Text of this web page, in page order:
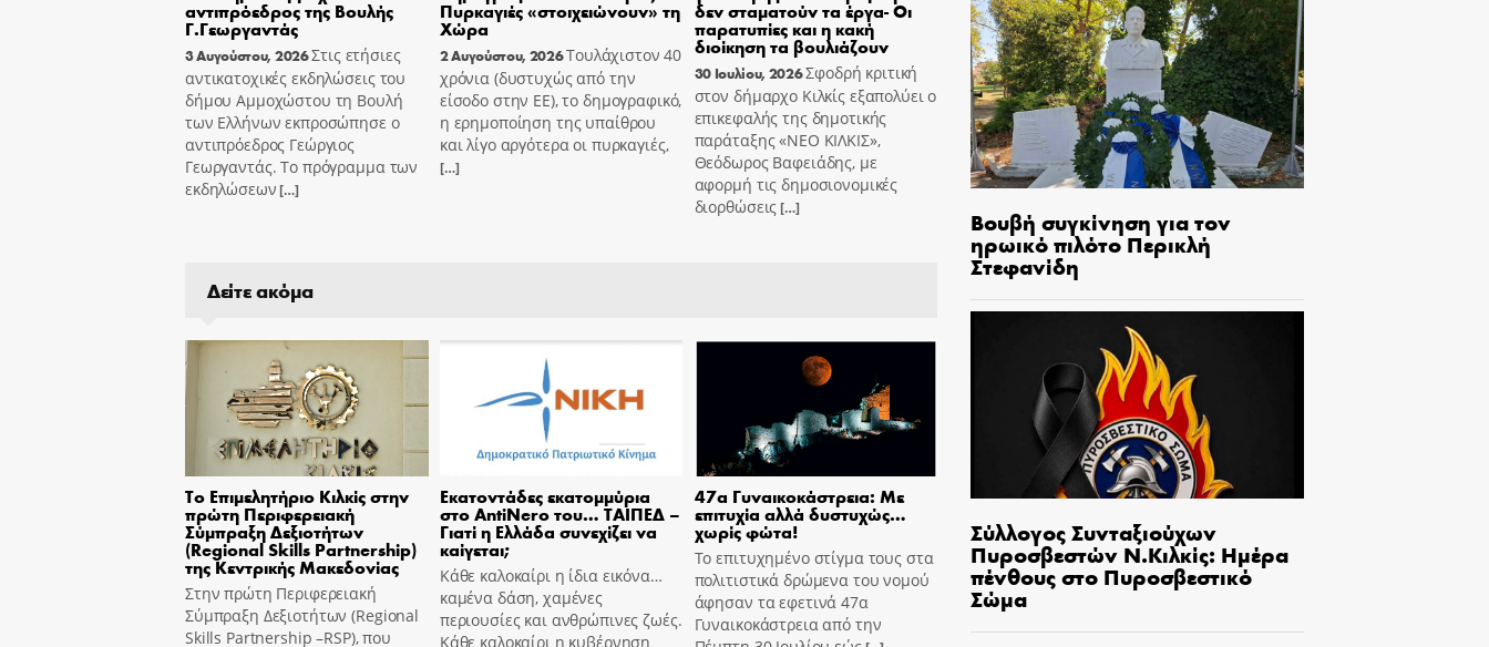
αντιπρόεδρος της Βουλής
Γ.Γεωργαντάς
3 Αυγούστου, 2026Στις ετήσιες
αντικατοχικές εκδηλώσεις του
δήμου Αμμοχώστου τη Βουλή
των Ελλήνων εκπροσώπησε ο
αντιπρόεδρος Γεώργιος
Γεωργαντάς. Το πρόγραμμα των
εκδηλώσεων[…]
Πυρκαγιές «στοιχειώνουν» τη
Χώρα
2 Αυγούστου, 2026Τουλάχιστον 40
χρόνια (δυστυχώς από την
είσοδο στην ΕΕ), το δημογραφικό,
η ερημοποίηση της υπαίθρου
και λίγο αργότερα οι πυρκαγιές,
[…]
δεν σταματούν τα έργα- Οι
παρατυπίες και η κακή
διοίκηση τα βουλιάζουν
30 Ιουλίου, 2026Σφοδρή κριτική
στον δήμαρχο Κιλκίς εξαπολύει ο
επικεφαλής της δημοτικής
παράταξης «ΝΕΟ ΚΙΛΚΙΣ»,
Θεόδωρος Βαφειάδης, με
αφορμή τις δημοσιονομικές
διορθώσεις[…]
Δείτε ακόμα
Το Επιμελητήριο Κιλκίς στην
πρώτη Περιφερειακή
Σύμπραξη Δεξιοτήτων
(Regional Skills Partnership)
της Κεντρικής Μακεδονίας
Στην πρώτη Περιφερειακή
Σύμπραξη Δεξιοτήτων (Regional
Skills Partnership –RSP), που
Εκατοντάδες εκατομμύρια
στο AntiNero του… ΤΑΙΠΕΔ –
Γιατί η Ελλάδα συνεχίζει να
καίγεται;
Κάθε καλοκαίρι η ίδια εικόνα…
καμένα δάση, χαμένες
περιουσίες και ανθρώπινες ζωές.
Κάθε καλοκαίρι η κυβέρνηση
47α Γυναικοκάστρεια: Με
επιτυχία αλλά δυστυχώς…
χωρίς φώτα!
Το επιτυχημένο στίγμα τους στα
πολιτιστικά δρώμενα του νομού
άφησαν τα εφετινά 47α
Γυναικοκάστρεια από την
Βουβή συγκίνηση για τον
ηρωικό πιλότο Περικλή
Στεφανίδη
Σύλλογος Συνταξιούχων
Πυροσβεστών Ν.Κιλκίς: Ημέρα
πένθους στο Πυροσβεστικό
Σώμα